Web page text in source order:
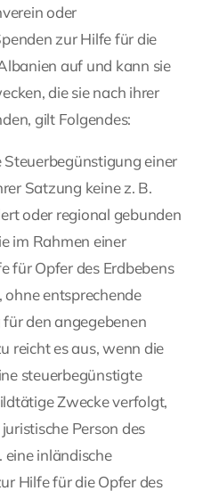
oder
zur Hilfe für die
auf und kann sie
die sie nach ihrer
gilt Folgendes:
Steuerbegünstigung einer
Satzung keine z. B.
oder regional gebunden
im Rahmen einer
für Opfer des Erdbebens
entsprechende
den angegebenen
reicht es aus, wenn die
steuerbegünstigte
Zwecke verfolgt,
Person des
inländische
Hilfe für die Opfer des